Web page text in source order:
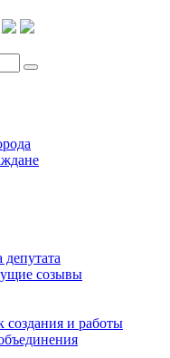
депутата
созывы
создания и работы